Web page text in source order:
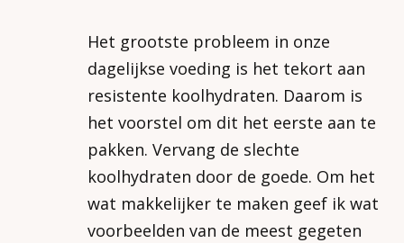
Het grootste probleem in onze
dagelijkse voeding is het tekort aan
resistente koolhydraten. Daarom is
het voorstel om dit het eerste aan te
pakken. Vervang de slechte
koolhydraten door de goede. Om het
wat makkelijker te maken geef ik wat
voorbeelden van de meest gegeten